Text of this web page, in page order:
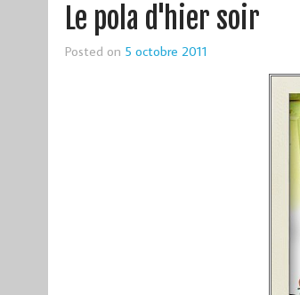
Le pola d'hier soir
Posted on 5 octobre 2011